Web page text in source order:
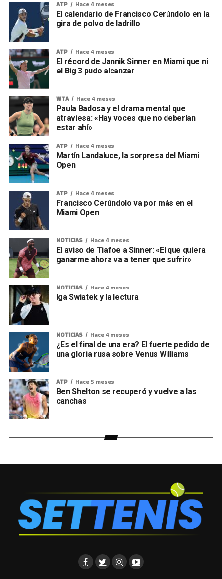
ATP Hace 4 meses
El calendario de Francisco Cerúndolo en la
gira de polvo de ladrillo
ATP Hace 4 meses
El récord de Jannik Sinner en Miami que ni
el Big 3 pudo alcanzar
WTA Hace 4 meses
Paula Badosa y el drama mental que
atraviesa: «Hay voces que no deberían
estar ahí»
ATP Hace 4 meses
Martín Landaluce, la sorpresa del Miami
Open
ATP Hace 4 meses
Francisco Cerúndolo va por más en el
Miami Open
NOTICIAS Hace 4 meses
El aviso de Tiafoe a Sinner: «El que quiera
ganarme ahora va a tener que sufrir»
NOTICIAS Hace 4 meses
Iga Swiatek y la lectura
NOTICIAS Hace 4 meses
¿Es el final de una era? El fuerte pedido de
una gloria rusa sobre Venus Williams
ATP Hace 5 meses
Ben Shelton se recuperó y vuelve a las
canchas